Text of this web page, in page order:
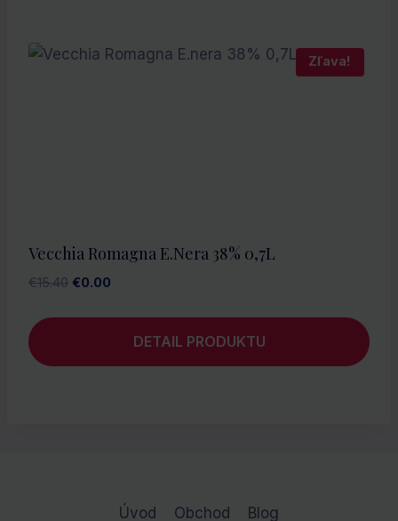
Zľava!
Vecchia Romagna E.nera 38% 0,7L
€15.40 Pôvodná
bola:
€0.00
je:
€0.00.DETAIL PRODUKTU
Úvod Obchod Blog